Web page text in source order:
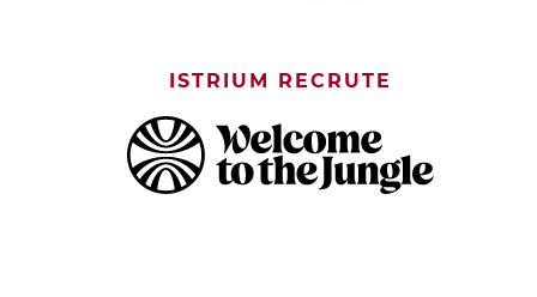
ISTRIUM RECRUTE